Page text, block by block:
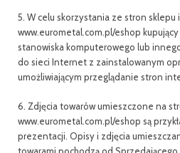
5. W celu skorzystania ze stron
www.eurometal.com.pl/eshop
stanowiska komputerowego lub
do sieci Internet z zainstalowanym
umożliwiającym przeglądanie stron
6. Zdjęcia towarów umieszczone na
www.eurometal.com.pl/eshop są
prezentacji. Opisy i zdjęcia